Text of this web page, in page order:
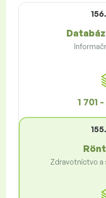
1 701
Zdravotníctvo